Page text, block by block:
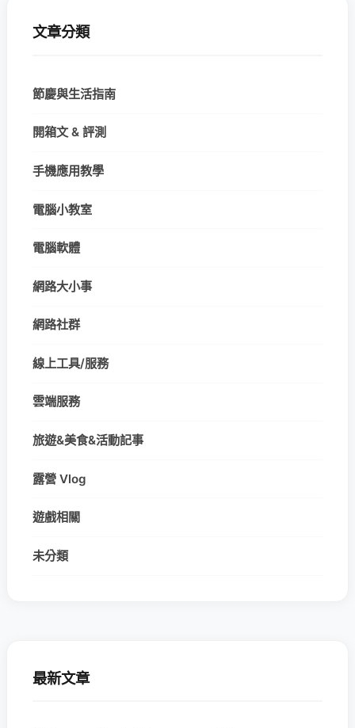
文章分類
節慶與生活指南
開箱文 & 評測
手機應用教學
電腦小教室
電腦軟體
網路大小事
網路社群
線上工具/服務
雲端服務
旅遊&美食&活動記事
露營 Vlog
遊戲相關
未分類
最新文章